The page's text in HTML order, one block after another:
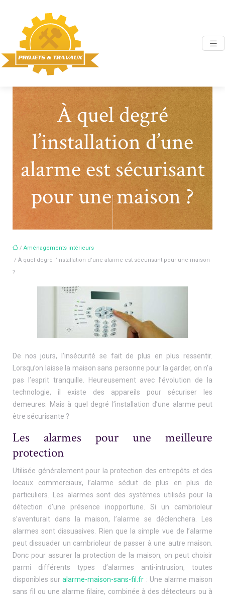
À quel degré
l’installation d’une
alarme est sécurisant
pour une maison ?
/ Aménagements intérieurs
/ À quel degré l’installation d’une alarme est sécurisant pour une maison
?
De nos jours, l’insécurité se fait de plus en plus ressentir.
Lorsqu’on laisse la maison sans personne pour la garder, on n’a
pas l’esprit tranquille. Heureusement avec l’évolution de la
technologie, il existe des appareils pour sécuriser les
demeures. Mais à quel degré l’installation d’une alarme peut
être sécurisante ?
Les alarmes pour une meilleure
protection
Utilisée généralement pour la protection des entrepôts et des
locaux commerciaux, l’alarme séduit de plus en plus de
particuliers. Les alarmes sont des systèmes utilisés pour la
détection d’une présence inopportune. Si un cambrioleur
s’aventurait dans la maison, l’alarme se déclenchera. Les
alarmes sont dissuasives. Rien que la simple vue de l’alarme
peut dissuader un cambrioleur de passer à une autre maison.
Donc pour assurer la protection de la maison, on peut choisir
parmi différents types d’alarmes anti-intrusion, toutes
disponibles suralarme-maison-sans-fil.fr : Une alarme maison
sans fil ou une alarme filaire, combinée à des détecteurs ou à